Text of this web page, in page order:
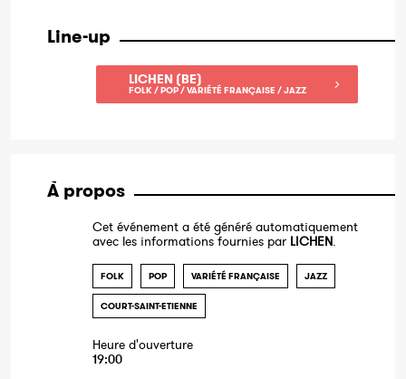
Line-up
LICHEN (BE)
FOLK / POP / VARIÉTÉ FRANÇAISE / JAZZ
À propos
Cet événement a été généré automatiquement
avec les informations fournies par LICHEN.
FOLK POP VARIÉTÉ FRANÇAISE JAZZ
COURT-SAINT-ETIENNE
Heure d'ouverture
19:00